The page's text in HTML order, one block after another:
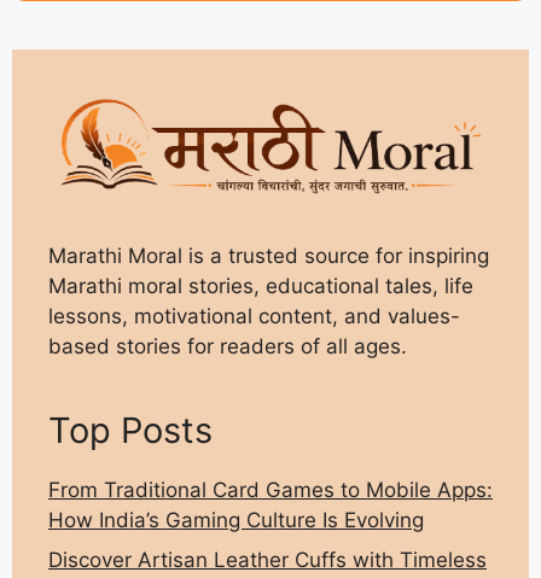
Marathi Moral is a trusted source for inspiring
Marathi moral stories, educational tales, life
lessons, motivational content, and values-
based stories for readers of all ages.
Top Posts
From Traditional Card Games to Mobile Apps:
How India’s Gaming Culture Is Evolving
Discover Artisan Leather Cuffs with Timeless